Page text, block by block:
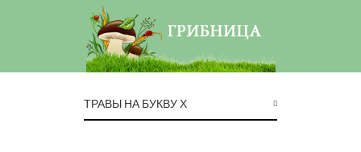
ТРАВЫ НА БУКВУ Х